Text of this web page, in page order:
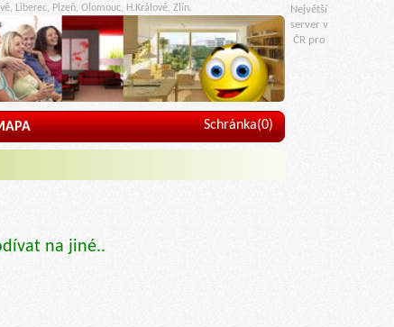
Liberec, Plzeň, Olomouc, H.Králové, Zlín.
Schránka(0)
na jiné..
Největší
server v
ČR pro